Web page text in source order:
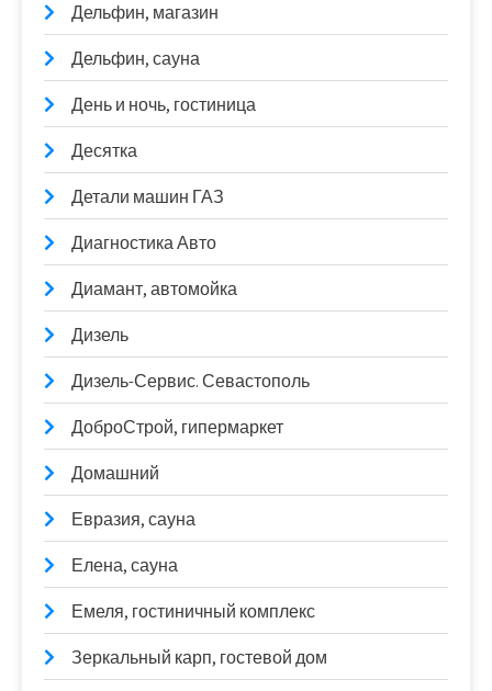
Дельфин, магазин
Дельфин, сауна
День и ночь, гостиница
Десятка
Детали машин ГАЗ
Диагностика Авто
Диамант, автомойка
Дизель
Дизель-Сервис. Севастополь
ДоброСтрой, гипермаркет
Домашний
Евразия, сауна
Елена, сауна
Емеля, гостиничный комплекс
Зеркальный карп, гостевой дом